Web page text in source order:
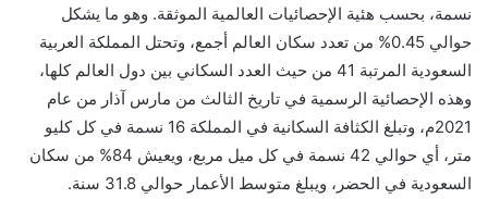
نسمة، بحسب هئية الإحصائيات العالمية الموثقة. وهو ما يشكل
حوالي 0.45% من تعدد سكان العالم أجمع، وتحتل المملكة العربية
السعودية المرتبة 41 من حيث العدد السكاني بين دول العالم كلها،
وهذه الإحصائية الرسمية في تاريخ الثالث من مارس آذار من عام
2021م، وتبلغ الكثافة السكانية في المملكة 16 نسمة في كل كليو
متر، أي حوالي 42 نسمة في كل ميل مربع، ويعيش 84% من سكان
السعودية في الحضر، ويبلغ متوسط الأعمار حوالي 31.8 سنة.